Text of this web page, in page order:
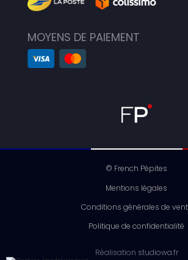
MOYENS DE PAIEMENT
© French Pépites
Mentions légales
Conditions générales de
Politique de confidentialité
Réalisation studiowa.fr